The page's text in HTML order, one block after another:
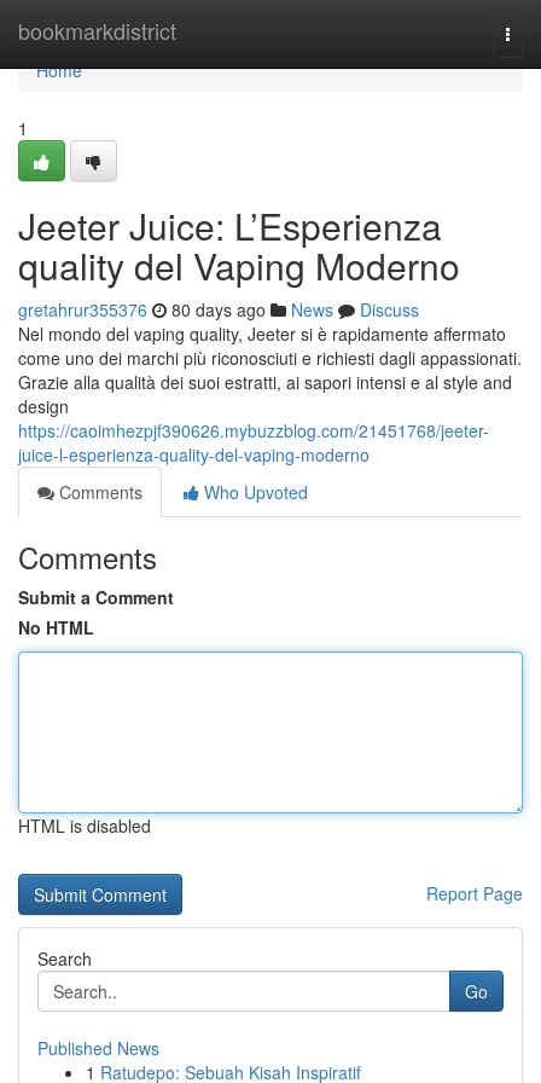
bookmarkdistrict
Home
Home
1
Jeeter Juice: L’Esperienza
quality del Vaping Moderno
gretahrur355376 80 days ago News
Discuss
Nel mondo del vaping quality, Jeeter si è rapidamente affermato
come uno dei marchi più riconosciuti e richiesti dagli appassionati.
Grazie alla qualità dei suoi estratti, ai sapori intensi e al style and
design
https://caoimhezpjf390626.mybuzzblog.com/21451768/jeeter-
juice-l-esperienza-quality-del-vaping-moderno
Comments
Who Upvoted
Comments
Submit a Comment
No HTML
HTML is disabled
Report Page
Search
Go
Published News
1 Ratudepo: Sebuah Kisah Inspiratif